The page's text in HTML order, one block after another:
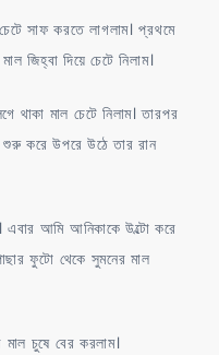
সাফ করতে লাগলাম। প্রথমে
জিহ্বা দিয়ে চেটে নিলাম।
থাকা মাল চেটে নিলাম। তারপর
শুরু করে উপরে উঠে তার রান
এবার আমি আনিকাকে উল্টো করে
ফুটো থেকে সুমনের মাল
চুষে বের করলাম।